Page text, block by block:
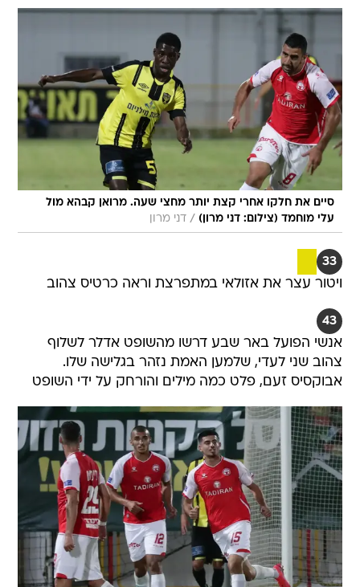
סיים את חלקו אחרי קצת יותר מחצי שעה. מרואן קבהא מול
עלי מוחמד (צילום: דני מרון) / דני מרון
33
ויטור עצר את אזולאי במתפרצת וראה כרטיס צהוב
43
אנשי הפועל באר שבע דרשו מהשופט אדלר לשלוף
צהוב שני לעדי, שלמען האמת נזהר בגלישה שלו.
אבוקסיס זעם, פלט כמה מילים והורחק על ידי השופט